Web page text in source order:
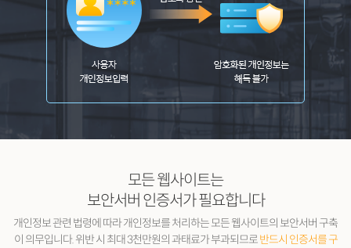
모든 웹사이트는
보안서버 인증서가 필요합니다
개인정보 관련 법령에 따라 개인정보를 처리하는 모든 웹사이트의 보안서버 구축
이 의무입니다.위반 시 최대 3천만원의 과태료가 부과되므로반드시 인증서를 구